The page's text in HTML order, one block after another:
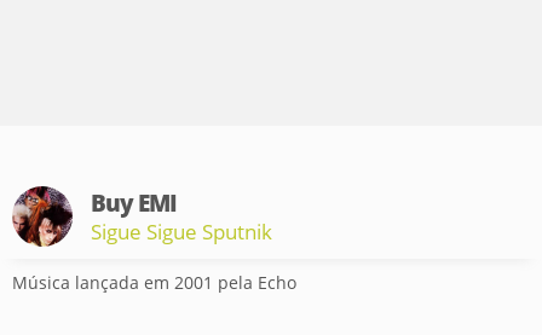
Buy EMI
Sigue Sigue Sputnik
Música lançada em 2001 pela Echo